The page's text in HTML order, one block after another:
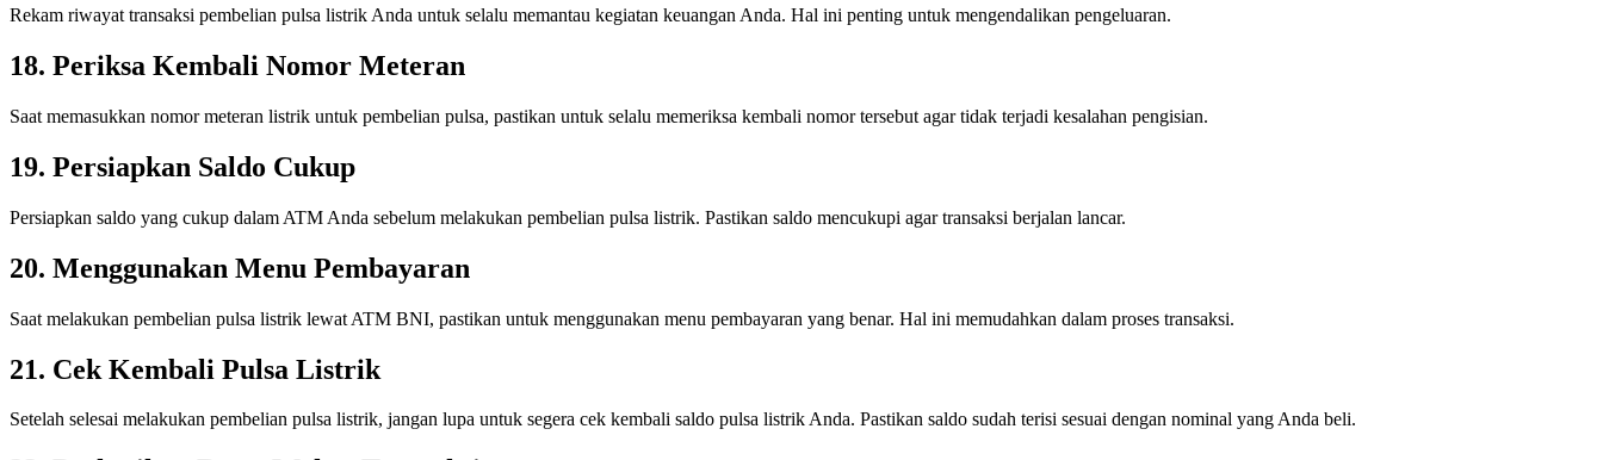
Rekam riwayat transaksi pembelian pulsa listrik Anda untuk selalu memantau kegiatan keuangan Anda. Hal ini penting untuk mengendalikan pengeluaran.
18. Periksa Kembali Nomor Meteran
Saat memasukkan nomor meteran listrik untuk pembelian pulsa, pastikan untuk selalu memeriksa kembali nomor tersebut agar tidak terjadi kesalahan pengisian.
19. Persiapkan Saldo Cukup
Persiapkan saldo yang cukup dalam ATM Anda sebelum melakukan pembelian pulsa listrik. Pastikan saldo mencukupi agar transaksi berjalan lancar.
20. Menggunakan Menu Pembayaran
Saat melakukan pembelian pulsa listrik lewat ATM BNI, pastikan untuk menggunakan menu pembayaran yang benar. Hal ini memudahkan dalam proses transaksi.
21. Cek Kembali Pulsa Listrik
Setelah selesai melakukan pembelian pulsa listrik, jangan lupa untuk segera cek kembali saldo pulsa listrik Anda. Pastikan saldo sudah terisi sesuai dengan nominal yang Anda beli.